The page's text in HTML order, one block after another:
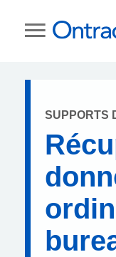
SUPPORTS